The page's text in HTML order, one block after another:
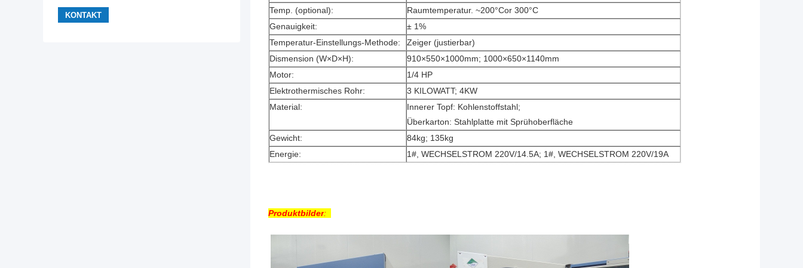
Temp. (optional):
Raumtemperatur. ~200°Cor 300°C
Genauigkeit:
± 1%
Temperatur-Einstellungs-Methode:
Zeiger (justierbar)
Dismension (W×D×H):
910×550×1000mm; 1000×650×1140mm
Motor:
1/4 HP
Elektrothermisches Rohr:
3 KILOWATT; 4KW
Material:
Innerer Topf: Kohlenstoffstahl;
Überkarton: Stahlplatte mit Sprühoberfläche
Gewicht:
84kg; 135kg
Energie:
1#, WECHSELSTROM 220V/14.5A; 1#, WECHSELSTROM 220V/19A
Produktbilder: